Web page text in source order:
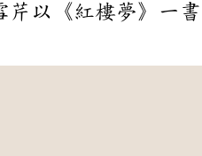
芹以《紅樓夢》一書